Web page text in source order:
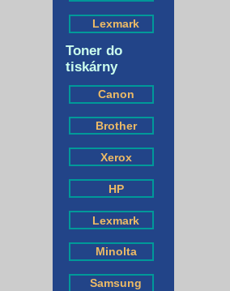
Lexmark
Toner do
tiskárny
Canon
Brother
Xerox
HP
Lexmark
Minolta
Samsung